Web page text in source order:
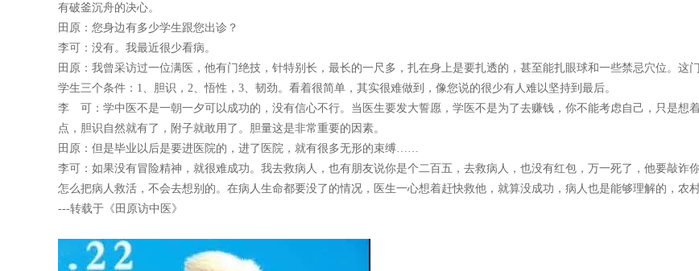
有破釜沉舟的决心。
田原：您身边有多少学生跟您出诊？
李可：没有。我最近很少看病。
田原：我曾采访过一位满医，他有门绝技，针特别长，最长的一尺多，扎在身上是要扎透的，甚至能扎眼球和一些禁忌穴位。这
学生三个条件：1、胆识，2、悟性，3、韧劲。看着很简单，其实很难做到，像您说的很少有人难以坚持到最后。
李 可：学中医不是一朝一夕可以成功的，没有信心不行。当医生要发大誓愿，学医不是为了去赚钱，你不能考虑自己，只是想
点，胆识自然就有了，附子就敢用了。胆量这是非常重要的因素。
田原：但是毕业以后是要进医院的，进了医院，就有很多无形的束缚……
李可：如果没有冒险精神，就很难成功。我去救病人，也有朋友说你是个二百五，去救病人，也没有红包，万一死了，他要敲诈
怎么把病人救活，不会去想别的。在病人生命都要没了的情况，医生一心想着赶快救他，就算没成功，病人也是能够理解的，农
---转载于《田原访中医》